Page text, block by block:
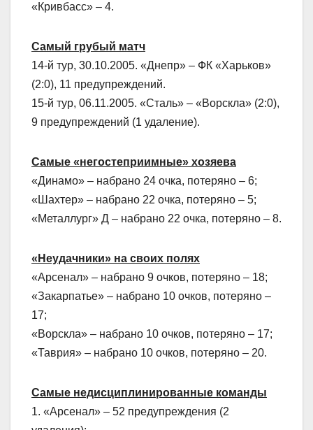
«Кривбасс» – 4.
Самый грубый матч
14-й тур, 30.10.2005. «Днепр» – ФК «Харьков»
(2:0), 11 предупреждений.
15-й тур, 06.11.2005. «Сталь» – «Ворскла» (2:0),
9 предупреждений (1 удаление).
Самые «негостеприимные» хозяева
«Динамо» – набрано 24 очка, потеряно – 6;
«Шахтер» – набрано 22 очка, потеряно – 5;
«Металлург» Д – набрано 22 очка, потеряно – 8.
«Неудачники» на своих полях
«Арсенал» – набрано 9 очков, потеряно – 18;
«Закарпатье» – набрано 10 очков, потеряно –
17;
«Ворскла» – набрано 10 очков, потеряно – 17;
«Таврия» – набрано 10 очков, потеряно – 20.
Самые недисциплинированные команды
1. «Арсенал» – 52 предупреждения (2